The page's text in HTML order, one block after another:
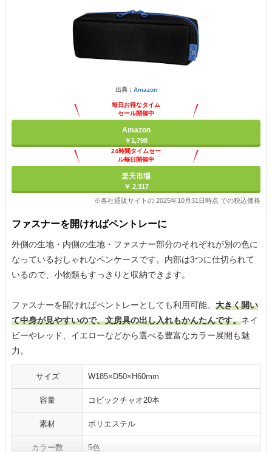
出典： Amazon
毎日お得なタイム
セール開催中
Amazon
￥1,798
24時間タイムセー
ル毎日開催中
楽天市場
￥ 2,317
※各社通販サイトの 2025年10月31日時点 での税込価格
ファスナーを開ければペントレーに
外側の生地・内側の生地・ファスナー部分のそれぞれが別の色に
なっているおしゃれなペンケースです。内部は3つに仕切られて
いるので、小物類もすっきりと収納できます。
ファスナーを開ければペントレーとしても利用可能。 大きく開い
て中身が見やすいので、文房具の出し入れもかんたんです。ネイ
ビーやレッド、イエローなどから選べる豊富なカラー展開も魅
力。
サイズ W185×D50×H60mm
容量 コピックチャオ20本
素材 ポリエステル
カラー数 5色